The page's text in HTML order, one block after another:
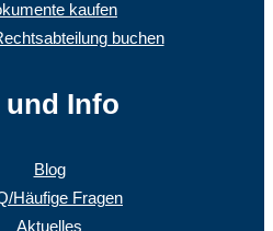
kaufen
buchen
Info
Blog
Häufige Fragen
Aktuelles